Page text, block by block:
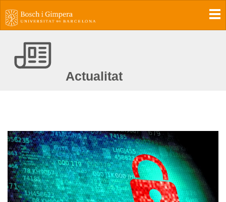
Actualitat